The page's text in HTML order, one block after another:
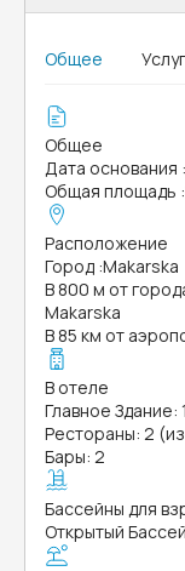
Общее
Общее
Дата основания :
Общая площадь :
Расположение
Город :Makarska
В 800 м от
Makarska
В 85 км от
В отеле
Главное
Рестораны: 2 (из
Бары: 2
Бассейны для
Открытый